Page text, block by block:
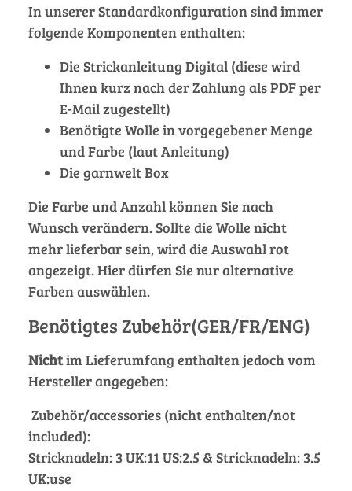
In unserer Standardkonfiguration sind immer
folgende Komponenten enthalten:
Die Strickanleitung Digital (diese wird
Ihnen kurz nach der Zahlung als PDF per
E-Mail zugestellt)
Benötigte Wolle in vorgegebener Menge
und Farbe (laut Anleitung)
Die garnwelt Box
Die Farbe und Anzahl können Sie nach
Wunsch verändern. Sollte die Wolle nicht
mehr lieferbar sein, wird die Auswahl rot
angezeigt. Hier dürfen Sie nur alternative
Farben auswählen.
Benötigtes Zubehör(GER/FR/ENG)
Nichtim Lieferumfang enthalten jedoch vom
Hersteller angegeben:
Zubehör/accessories (nicht enthalten/not
included):
Stricknadeln: 3 UK:11 US:2.5 & Stricknadeln: 3.5
UK:use